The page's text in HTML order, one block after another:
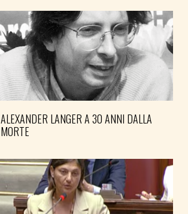
ALEXANDER LANGER A 30 ANNI DALLA
MORTE